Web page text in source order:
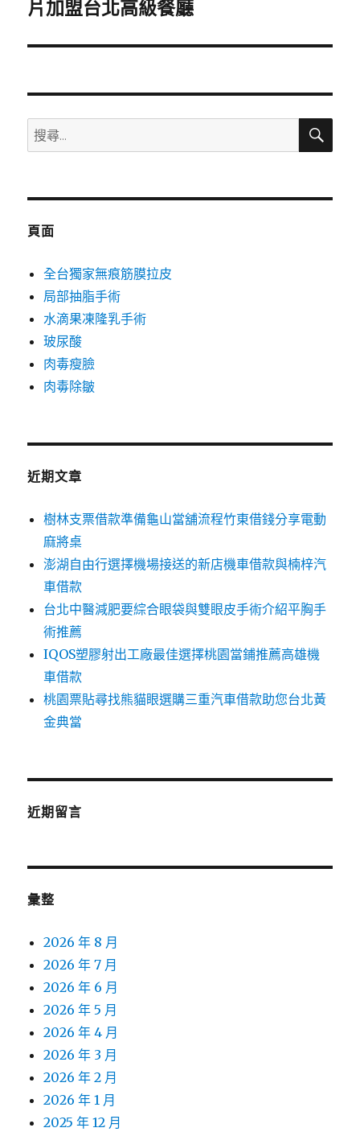
一
文
片加盟台北高級餐廳
搜
尋
鍵
搜
頁面
全台獨家無痕筋膜拉皮
局部抽脂手術
水滴果凍隆乳手術
玻尿酸
肉毒瘦臉
肉毒除皺
近期文章
樹林支票借款準備龜山當舖流程竹東借錢分享電動
麻將桌
澎湖自由行選擇機場接送的新店機車借款與楠梓汽
車借款
台北中醫減肥要綜合眼袋與雙眼皮手術介紹平胸手
術推薦
IQOS塑膠射出工廠最佳選擇桃園當鋪推薦高雄機
車借款
桃園票貼尋找熊貓眼選購三重汽車借款助您台北黃
金典當
近期留言
彙整
2026 年 8 月
2026 年 7 月
2026 年 6 月
2026 年 5 月
2026 年 4 月
2026 年 3 月
2026 年 2 月
2026 年 1 月
2025 年 12 月